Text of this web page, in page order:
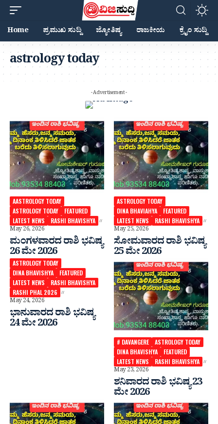
Home ಪ್ರಮುಖ ಸುದ್ದಿ ಜ್ಯೋತಿಷ್ಯ ರಾಜಕೀಯ ಕ್ರೈಂ ಸುದ್ದಿ
astrology today
- Advertisement -
AASTROLOGY TODAY
ASTROLOGY TODAY
FEATURED
LATEST NEWS
RASHI BHAVISHYA
May 26, 2026
ಮಂಗಳವಾರದ ರಾಶಿ ಭವಿಷ್ಯ
26 ಮೇ 2026
ASTROLOGY TODAY
DINA BHAVIAHYA
FEATURED
LATEST NEWS
RASHI BHAVISHYA
May 25, 2026
ಸೋಮವಾರದ ರಾಶಿ ಭವಿಷ್ಯ
25 ಮೇ 2026
ASTROLOGY TODAY
DINA BHAVISHYA
FEATURED
LATEST NEWS
RASHI BHAVISHYA
RASHI PHAL 2026
May 24, 2026
ಭಾನುವಾರದ ರಾಶಿ ಭವಿಷ್ಯ
24 ಮೇ 2026
# DAVANGERE
ASTROLOGY TODAY
DINA BHAVISHYA
FEATURED
LATEST NEWS
RASHI BHAVISHYA
May 23, 2026
ಶನಿವಾರದ ರಾಶಿ ಭವಿಷ್ಯ 23
ಮೇ 2026